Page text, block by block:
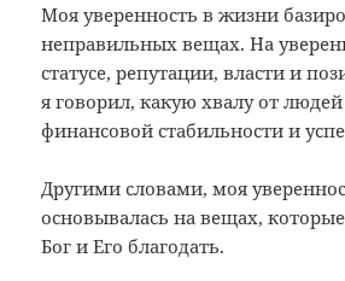
Моя уверенность в жизни
неправильных вещах. На
статусе, репутации, власти и
я говорил, какую хвалу от
финансовой стабильности и
Другими словами, моя
основывалась на вещах,
Бог и Его благодать.